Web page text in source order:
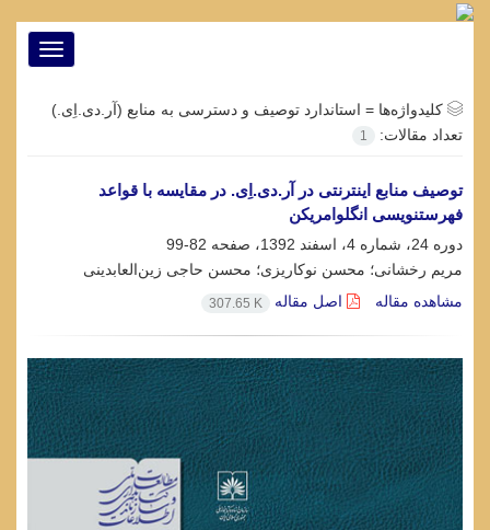
Toggle
کلیدواژه‌ها = استاندارد توصیف و دسترسی به منابع (آر.دی.اِی.)
تعداد مقالات:
1
توصیف منابع اینترنتی در آر.دی.اِی. در مقایسه با قواعد
فهرستنویسی انگلوامریکن
دوره 24، شماره 4، اسفند 1392، صفحه
82-99
مریم رخشانی؛ محسن نوکاریزی؛ محسن حاجی زین‌العابدینی
مشاهده مقاله
اصل مقاله 307.65 K